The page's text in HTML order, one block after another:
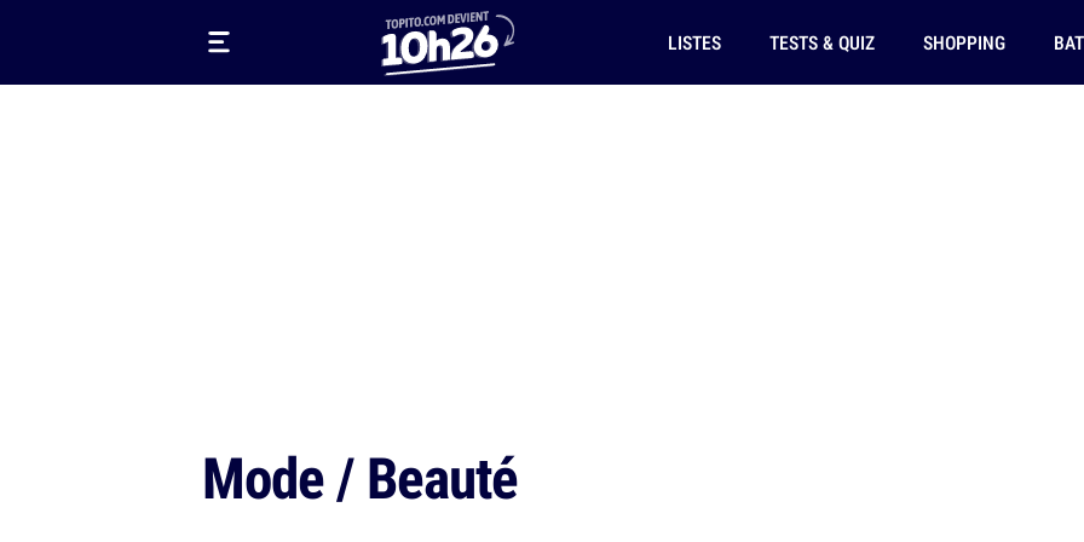
LISTES TESTS & QUIZ SHOPPING
Mode / Beauté